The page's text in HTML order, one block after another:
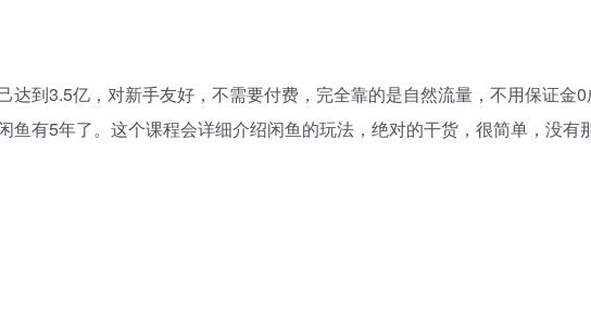
到3.5亿，对新手友好，不需要付费，完全靠的是自然流量，不用保证金
有5年了。这个课程会详细介绍闲鱼的玩法，绝对的干货，很简单，没有